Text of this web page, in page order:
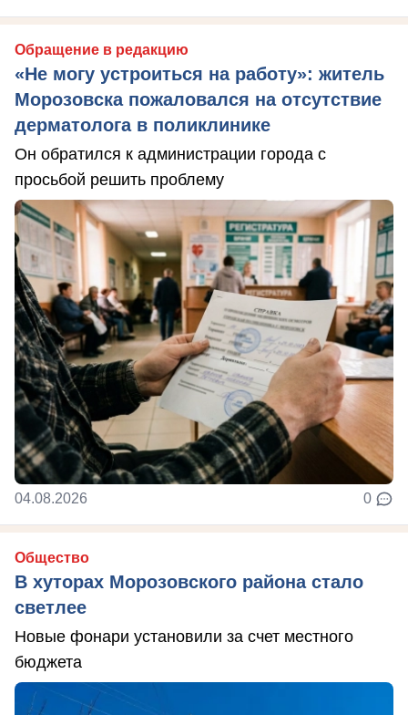
Обращение в редакцию
«Не могу устроиться на работу»: житель
Морозовска пожаловался на отсутствие
дерматолога в поликлинике
Он обратился к администрации города с
просьбой решить проблему
04.08.2026 0
Общество
В хуторах Морозовского района стало
светлее
Новые фонари установили за счет местного
бюджета